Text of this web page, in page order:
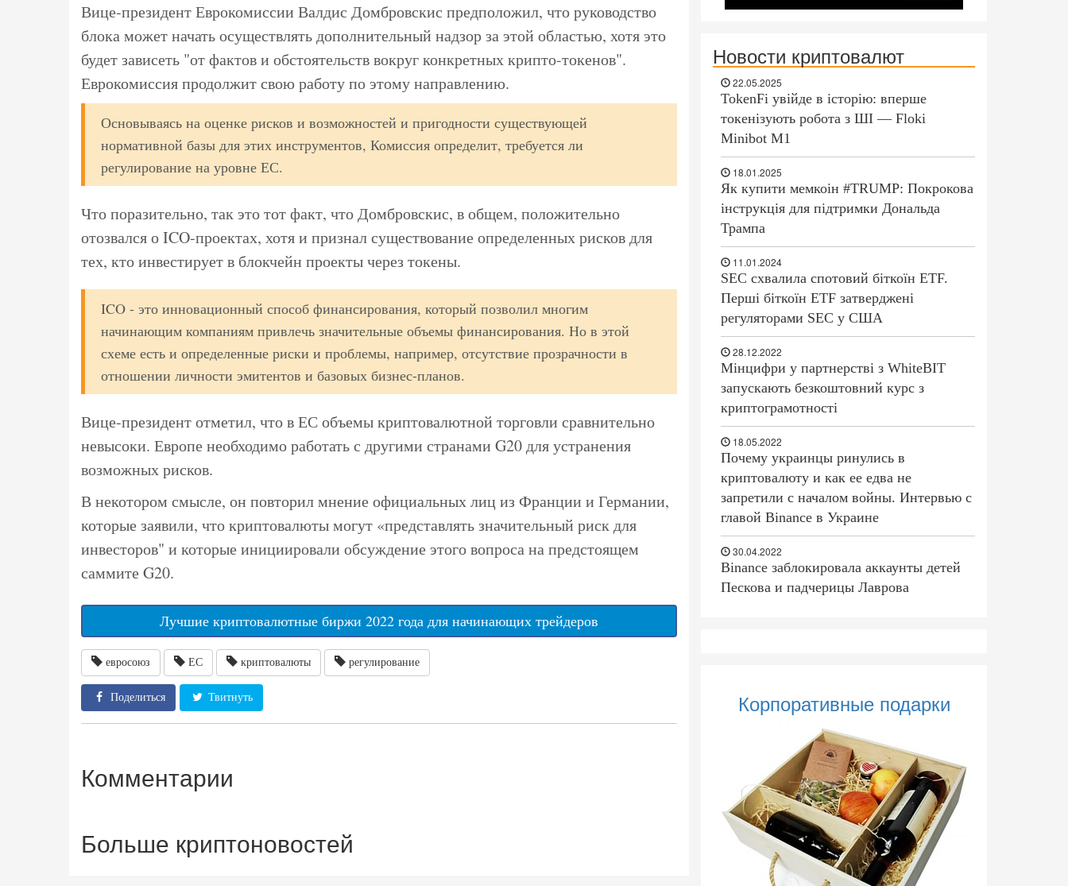
Вице-президент Еврокомиссии Валдис Домбровскис предположил, что руководство
блока может начать осуществлять дополнительный надзор за этой областью, хотя это
будет зависеть "от фактов и обстоятельств вокруг конкретных крипто-токенов".
Еврокомиссия продолжит свою работу по этому направлению.
Основываясь на оценке рисков и возможностей и пригодности существующей
нормативной базы для этих инструментов, Комиссия определит, требуется ли
регулирование на уровне ЕС.
Что поразительно, так это тот факт, что Домбровскис, в общем, положительно
отозвался о ICO-проектах, хотя и признал существование определенных рисков для
тех, кто инвестирует в блокчейн проекты через токены.
ICO - это инновационный способ финансирования, который позволил многим
начинающим компаниям привлечь значительные объемы финансирования. Но в этой
схеме есть и определенные риски и проблемы, например, отсутствие прозрачности в
отношении личности эмитентов и базовых бизнес-планов.
Вице-президент отметил, что в ЕС объемы криптовалютной торговли сравнительно
невысоки. Европе необходимо работать с другими странами G20 для устранения
возможных рисков.
В некотором смысле, он повторил мнение официальных лиц из Франции и Германии,
которые заявили, что криптовалюты могут «представлять значительный риск для
инвесторов" и которые инициировали обсуждение этого вопроса на предстоящем
саммите G20.
Лучшие криптовалютные биржи 2022 года для начинающих трейдеров
евросоюз ЕС криптовалюты регулирование
Поделиться Твитнуть
Комментарии
Больше криптоновостей
Новости криптовалют
22.05.2025
TokenFi увійде в історію: вперше
токенізують робота з ШІ — Floki
Minibot M1
18.01.2025
Як купити мемкоін #TRUMP: Покрокова
інструкція для підтримки Дональда
Трампа
11.01.2024
SEC схвалила спотовий біткоїн ETF.
Перші біткоїн ETF затверджені
регуляторами SEC у США
28.12.2022
Мінцифри у партнерстві з WhiteBIT
запускають безкоштовний курс з
криптограмотності
18.05.2022
Почему украинцы ринулись в
криптовалюту и как ее едва не
запретили с началом войны. Интервью с
главой Binance в Украине
30.04.2022
Binance заблокировала аккаунты детей
Пескова и падчерицы Лаврова
Корпоративные подарки